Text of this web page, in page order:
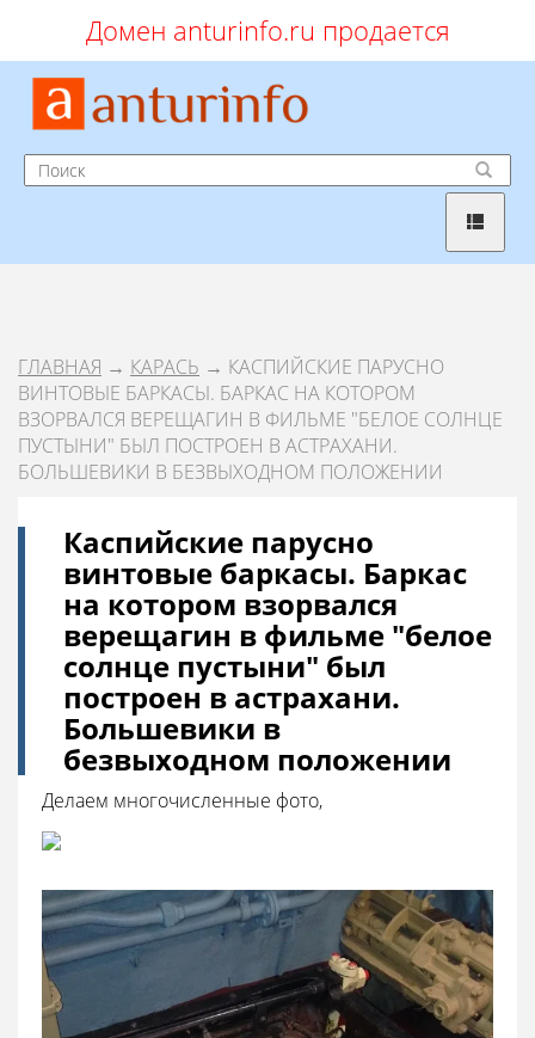
Домен anturinfo.ru продается
ГЛАВНАЯ → КАРАСЬ → КАСПИЙСКИЕ ПАРУСНО
ВИНТОВЫЕ БАРКАСЫ. БАРКАС НА КОТОРОМ
ВЗОРВАЛСЯ ВЕРЕЩАГИН В ФИЛЬМЕ "БЕЛОЕ СОЛНЦЕ
ПУСТЫНИ" БЫЛ ПОСТРОЕН В АСТРАХАНИ.
БОЛЬШЕВИКИ В БЕЗВЫХОДНОМ ПОЛОЖЕНИИ
Каспийские парусно
винтовые баркасы. Баркас
на котором взорвался
верещагин в фильме "белое
солнце пустыни" был
построен в астрахани.
Большевики в
безвыходном положении
Делаем многочисленные фото,